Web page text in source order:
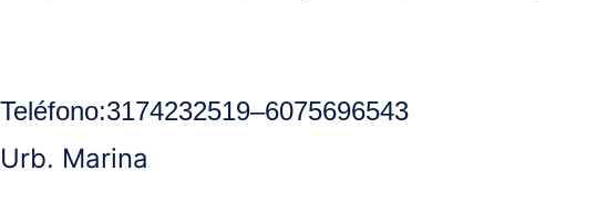
Teléfono:3174232519–6075696543
Urb. Marina